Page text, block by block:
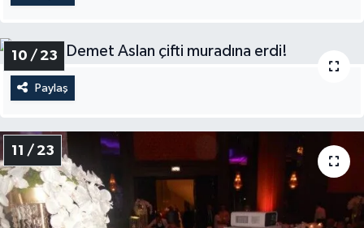
10 / 23
Paylaş
11 / 23